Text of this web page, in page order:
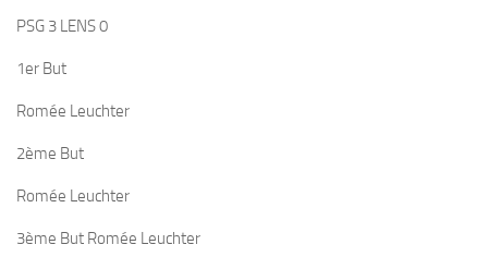
PSG 3 LENS 0
1er But
Romée Leuchter
2ème But
Romée Leuchter
3ème But Romée Leuchter